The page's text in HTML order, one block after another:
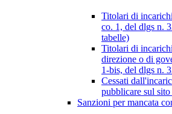
Titolari di
co. 1, del dlgs n.
tabelle)
Titolari di
direzione o di
1-bis, del dlgs n.
Cessati
pubblicare sul
Sanzioni per mancata